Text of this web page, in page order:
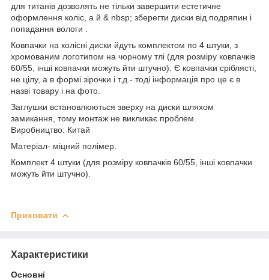
для титанів дозволять не тільки завершити естетичне
оформлення коліс, а й & nbsp; зберегти диски від подряпин і
попадання вологи .
Ковпачки на колісні диски йдуть комплектом по 4 штуки, з
хромованим логотипом на чорному тлі (для розміру ковпачків
60/55, інші ковпачки можуть йти штучно). Є ковпачки сріблясті,
не цілу, а в формі зірочки і т.д.- тоді інформація про це є в
назві товару і на фото.
Заглушки встановлюються зверху на диски шляхом
замикання, тому монтаж не викликає проблем.
Виробництво: Китай
Матеріал- міцний полімер.
Комплект 4 штуки (для розміру ковпачків 60/55, інші ковпачки
можуть йти штучно).
Приховати
Характеристики
Основні